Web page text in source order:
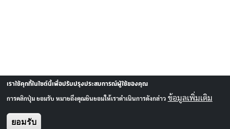
เราใช้คุกกี้ในไซต์นี้เพื่อปรับปรุงประสบการณ์ผู้ใช้ของคุณ
การคลิกปุ่ม ยอมรับ หมายถึงคุณยินยอมให้เราดำเนินการดังกล่าว ข้อมูลเพิ่มเติม
ยอมรับ